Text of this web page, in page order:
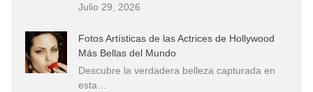
Julio 29, 2026
Fotos Artísticas de las Actrices de Hollywood
Más Bellas del Mundo
Descubre la verdadera belleza capturada en
esta…